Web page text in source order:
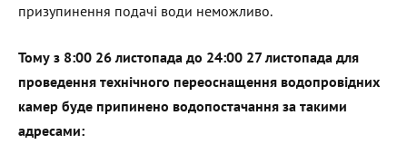
призупинення подачі води неможливо.
Тому з 8:00 26 листопада до 24:00 27 листопада для
проведення технічного переоснащення водопровідних
камер буде припинено водопостачання за такими
адресами: